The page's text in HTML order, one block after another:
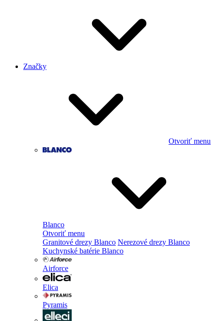
Značky
Otvoriť menu
Blanco
Otvoriť menu
Granitové drezy Blanco Nerezové drezy Blanco
Kuchynské batérie Blanco
Airforce
Elica
Pyramis